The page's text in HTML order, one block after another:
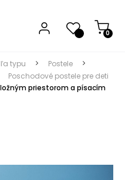
0
typu
Postele
Poschodové postele pre deti
priestorom a písacím